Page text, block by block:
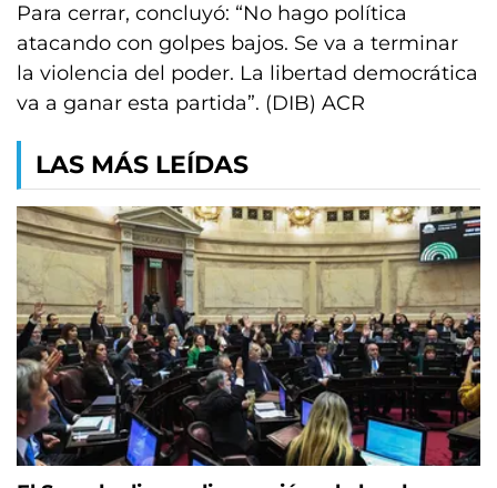
Para cerrar, concluyó: “No hago política
atacando con golpes bajos. Se va a terminar
la violencia del poder. La libertad democrática
va a ganar esta partida”. (DIB) ACR
LAS MÁS LEÍDAS